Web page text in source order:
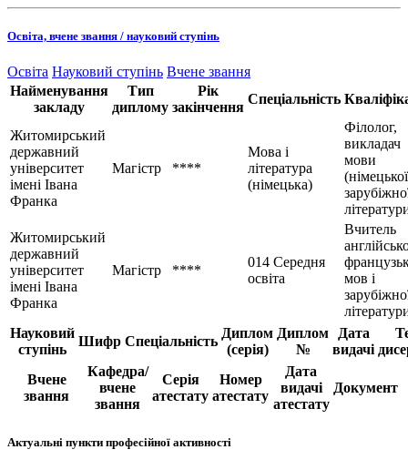
Освіта, вчене звання / науковий ступінь
Освіта Науковий ступінь Вчене звання
Найменування
закладу
Тип
диплому
Рік
закінчення
Спеціальність
Житомирський
державний
університет
імені Івана
Франка
Магістр ****
Мова і
література
(німецька)
Філолог,
викладач
мови
Житомирський
державний
університет
імені Івана
Франка
Магістр ****
014 Середня
освіта
Вчитель
мов і
Науковий
ступінь
Шифр Спеціальність
Диплом
(серія)
Диплом
№
Дата
видачі
Вчене
звання
Кафедра/
вчене
звання
Серія
атестату
Номер
атестату
Дата
видачі
атестату
Документ
Актуальні пункти професійної активності